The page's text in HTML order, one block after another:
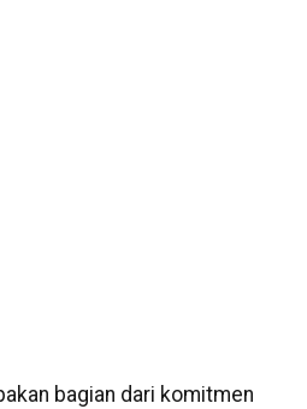
bagian dari komitmen